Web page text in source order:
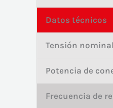
Datos técnicos
Tensión
Potencia de
Frecuencia de